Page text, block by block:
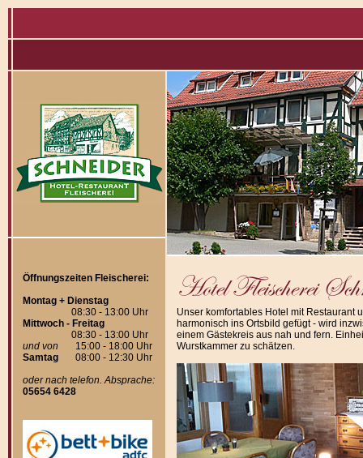
Öffnungszeiten Fleischerei:
Montag + Dienstag
08:30 - 13:00 Uhr
Mittwoch - Freitag
08:30 - 13:00 Uhr
und von 15:00 - 18:00 Uhr
Samtag 08:00 - 12:30 Uhr
oder nach telefon. Absprache:
05654 6428
Unser komfortables Hotel mit Restaurant
harmonisch ins Ortsbild gefügt - wird
einem Gästekreis aus nah und fern.
Wurstkammer zu schätzen.